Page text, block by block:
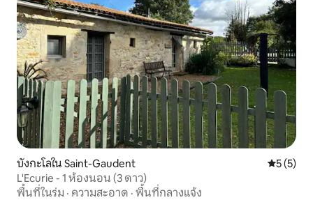
บังกะโลใน Saint-Gaudent คะแนนเฉ
5 (5)
L'Ecurie - 1 ห้องนอน (3 ดาว)
พื้นที่ในร่ม · ความสะอาด · พื้นที่กลางแจ้ง